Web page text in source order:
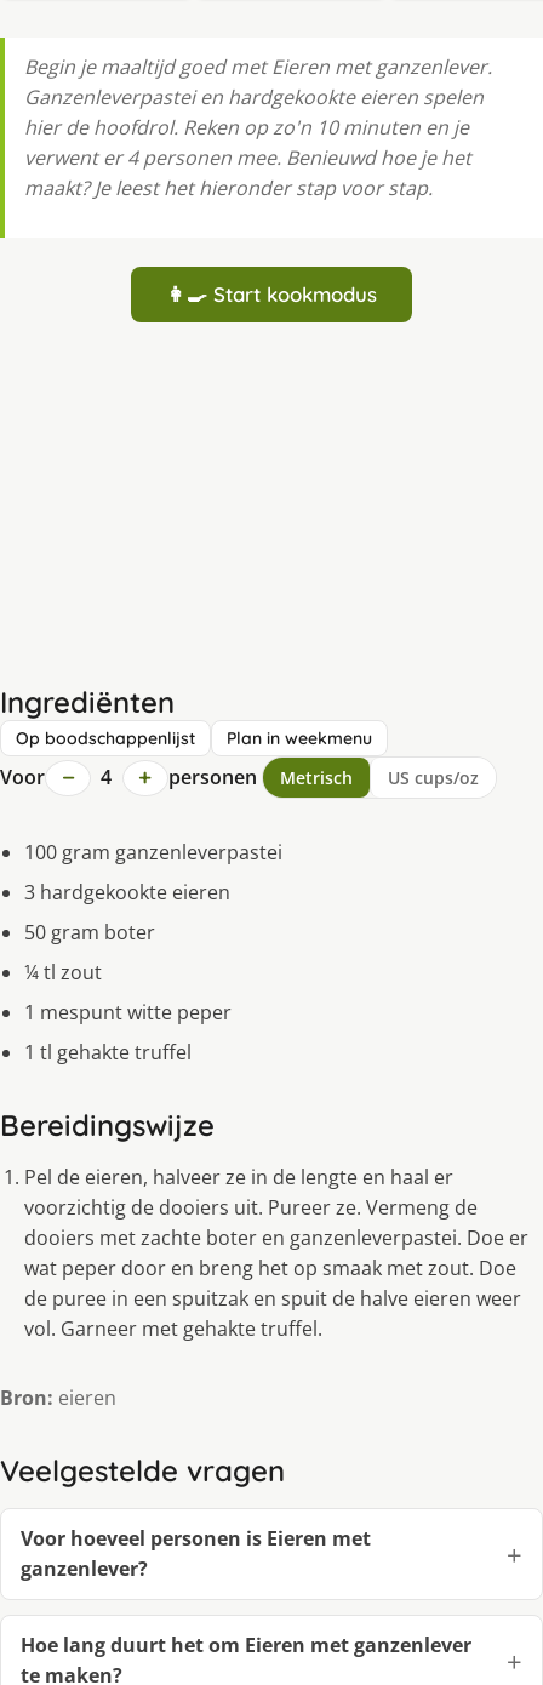
Begin je maaltijd goed met Eieren met ganzenlever.
Ganzenleverpastei en hardgekookte eieren spelen
hier de hoofdrol. Reken op zo'n 10 minuten en je
verwent er 4 personen mee. Benieuwd hoe je het
maakt? Je leest het hieronder stap voor stap.
👩‍🍳 Start kookmodus
Ingrediënten
Op boodschappenlijst Plan in weekmenu
Voor − 4 + personen Metrisch US cups/oz
100 gram ganzenleverpastei
3 hardgekookte eieren
50 gram boter
¼ tl zout
1 mespunt witte peper
1 tl gehakte truffel
Bereidingswijze
Pel de eieren, halveer ze in de lengte en haal er
voorzichtig de dooiers uit. Pureer ze. Vermeng de
dooiers met zachte boter en ganzenleverpastei. Doe er
wat peper door en breng het op smaak met zout. Doe
de puree in een spuitzak en spuit de halve eieren weer
vol. Garneer met gehakte truffel.
Bron: eieren
Veelgestelde vragen
Voor hoeveel personen is Eieren met
ganzenlever?
Hoe lang duurt het om Eieren met ganzenlever
te maken?